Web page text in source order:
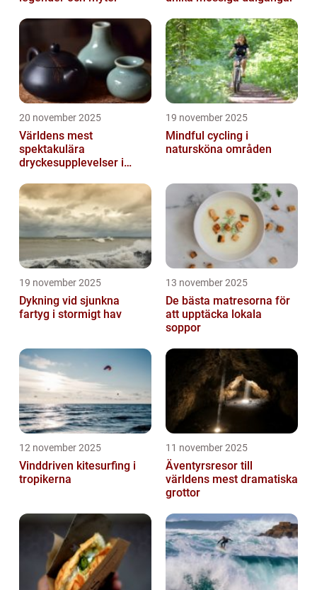
20 november 2025
Världens mest
spektakulära
dryckesupplevelser i
19 november 2025
Mindful cycling i
natursköna områden
19 november 2025
Dykning vid sjunkna
fartyg i stormigt hav
13 november 2025
De bästa matresorna för
att upptäcka lokala
soppor
12 november 2025
Vinddriven kitesurfing i
tropikerna
11 november 2025
Äventyrsresor till
världens mest dramatiska
grottor